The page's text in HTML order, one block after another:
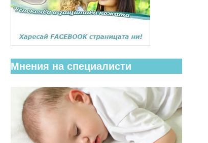
Мнения на специалисти